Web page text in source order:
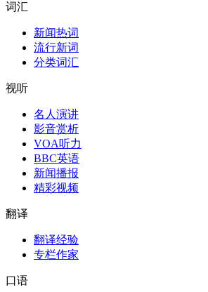
词汇
新闻热词
流行新词
分类词汇
视听
名人演讲
影音赏析
VOA听力
BBC英语
新闻播报
精彩视频
翻译
翻译经验
专栏作家
口语